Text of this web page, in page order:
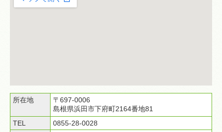
所在地
〒697-0006
島根県浜田市下府町2164番地81
TEL
0855-28-0028